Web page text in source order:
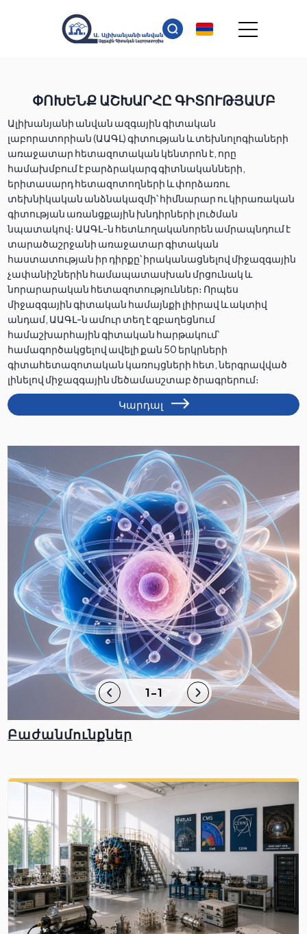
ՓՈԽԵՆՔ ԱՇԽԱՐՀԸ ԳԻՏՈՒԹՅԱՄԲ
Ալիխանյանի անվան ազգային գիտական
լաբորատորիան (ԱԱԳԼ) գիտության և տեխնոլոգիաների
առաջատար հետազոտական կենտրոն է, որը
համախմբում է բարձրակարգ գիտնականների,
երիտասարդ հետազոտողների և փորձառու
տեխնիկական անձնակազմի՝ հիմնարար ու կիրառական
գիտության առանցքային խնդիրների լուծման
նպատակով։ ԱԱԳԼ-ն հետևողականորեն ամրապնդում է
տարածաշրջանի առաջատար գիտական
հաստատության իր դիրքը՝ իրականացնելով միջազգային
չափանիշներին համապատասխան մրցունակ և
նորարարական հետազոտություններ։ Որպես
միջազգային գիտական համայնքի լիիրավ և ակտիվ
անդամ, ԱԱԳԼ-ն ամուր տեղ է զբաղեցնում
համաշխարհային գիտական հարթակում՝
համագործակցելով ավելի քան 50 երկրների
գիտահետազոտական կառույցների հետ, ներգրավված
լինելով միջազգային մեծամասշտաբ ծրագրերում։
Կարդալ
1-1
Բաժանմունքներ